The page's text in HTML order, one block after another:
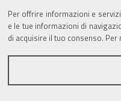
Per offrire informazioni e
e le tue informazioni di
di acquisire il tuo consenso.